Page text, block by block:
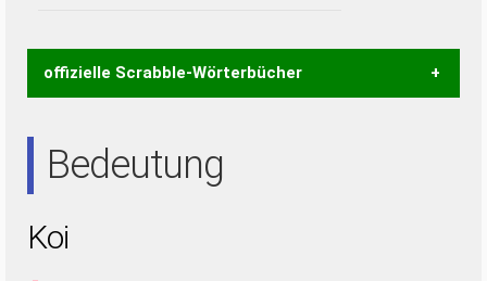
offizielle Scrabble-Wörterbücher
Wortanalyse-Algorithmus gute Anhaltspunkte zu
Wortbedeutung, Worttrennung und Wortform, um die
bestimmen!
Bedeutung
Koi